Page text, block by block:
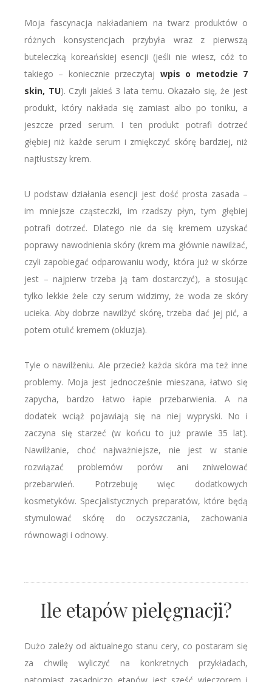
Moja fascynacja nakładaniem na twarz produktów o
różnych konsystencjach przybyła wraz z pierwszą
buteleczką koreańskiej esencji (jeśli nie wiesz, cóż to
takiego – koniecznie przeczytaj wpis o metodzie 7
skin, TU). Czyli jakieś 3 lata temu. Okazało się, że jest
produkt, który nakłada się zamiast albo po toniku, a
jeszcze przed serum. I ten produkt potrafi dotrzeć
głębiej niż każde serum i zmiękczyć skórę bardziej, niż
najtłustszy krem.
U podstaw działania esencji jest dość prosta zasada –
im mniejsze cząsteczki, im rzadszy płyn, tym głębiej
potrafi dotrzeć. Dlatego nie da się kremem uzyskać
poprawy nawodnienia skóry (krem ma głównie nawilżać,
czyli zapobiegać odparowaniu wody, która już w skórze
jest – najpierw trzeba ją tam dostarczyć), a stosując
tylko lekkie żele czy serum widzimy, że woda ze skóry
ucieka. Aby dobrze nawilżyć skórę, trzeba dać jej pić, a
potem otulić kremem (okluzja).
Tyle o nawilżeniu. Ale przecież każda skóra ma też inne
problemy. Moja jest jednocześnie mieszana, łatwo się
zapycha, bardzo łatwo łapie przebarwienia. A na
dodatek wciąż pojawiają się na niej wypryski. No i
zaczyna się starzeć (w końcu to już prawie 35 lat).
Nawilżanie, choć najważniejsze, nie jest w stanie
rozwiązać problemów porów ani zniwelować
przebarwień. Potrzebuję więc dodatkowych
kosmetyków. Specjalistycznych preparatów, które będą
stymulować skórę do oczyszczania, zachowania
równowagi i odnowy.
Ile etapów pielęgnacji?
Dużo zależy od aktualnego stanu cery, co postaram się
za chwilę wyliczyć na konkretnych przykładach,